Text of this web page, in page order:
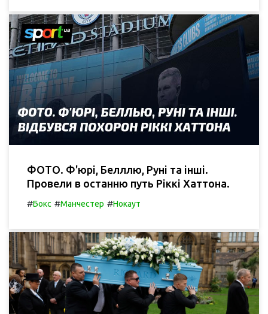
ФОТО. Ф'юрі, Белллю, Руні та інші.
Провели в останню путь Ріккі Хаттона.
#Бокс #Манчестер #Нокаут